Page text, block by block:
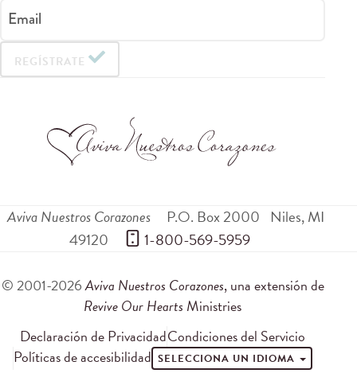
Email
REGÍSTRATE
Aviva Nuestros Corazones P.O. Box 2000 Niles,MI
49120
1-800-569-5959
© 2001-2026Aviva Nuestros Corazones, una extensión de
Revive Our Hearts Ministries
Declaración de PrivacidadCondiciones del Servicio
Políticas de accesibilidad SELECCIONA UN IDIOMA